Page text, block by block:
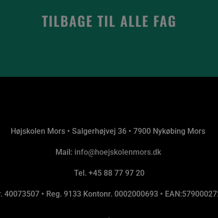
TILBAGE TIL ALLE FAG
Højskolen Mors • Salgerhøjvej 36 • 7900 Nykøbing Mors
Mail: info@hoejskolenmors.dk
Tel. +45 88 77 97 20
40073507 • Reg. 9133 Kontonr. 0002000693 •